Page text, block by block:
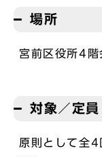
場所
宮前区役所4階
対象／定員
原則として全